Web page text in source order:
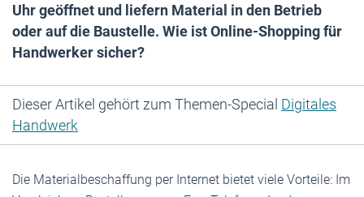
Uhr ­geöffnet und ­liefern Material in den Betrieb
oder auf die ­Baustelle. Wie ist Online-Shopping für
Handwerker sicher?
Dieser Artikel gehört zum Themen-Special Digitales
Handwerk
Die Materialbeschaffung per Internet bietet viele Vorteile: Im